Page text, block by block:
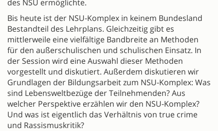
des NSU ermöglichte.
Bis heute ist der NSU-Komplex in keinem Bundesland
Bestandteil des Lehrplans. Gleichzeitig gibt es
mittlerweile eine vielfältige Bandbreite an Methoden
für den außerschulischen und schulischen Einsatz. In
der Session wird eine Auswahl dieser Methoden
vorgestellt und diskutiert. Außerdem diskutieren wir
Grundlagen der Bildungsarbeit zum NSU-Komplex: Was
sind Lebensweltbezüge der Teilnehmenden? Aus
welcher Perspektive erzählen wir den NSU-Komplex?
Und was ist eigentlich das Verhältnis von true crime
und Rassismuskritik?